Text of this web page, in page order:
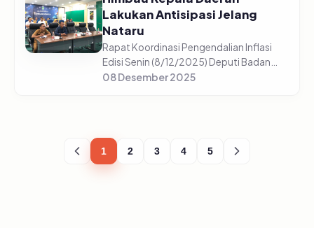
Lakukan Antisipasi Jelang
Nataru
Rapat Koordinasi Pengendalian Inflasi
Edisi Senin (8/12/2025) Deputi Badan
Pusat Statistik, Pudji Ismartini
08 Desember 2025
1 2 3 4 5